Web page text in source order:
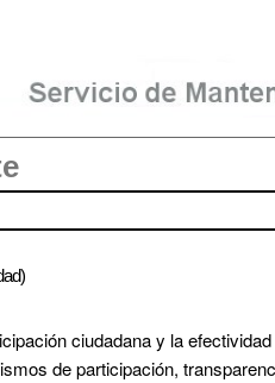
ciudadana y la
de participación,